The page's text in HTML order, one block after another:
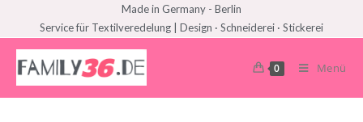
Made in Germany - Berlin
Service für Textilveredelung | Design · Schneiderei · Stickerei
0 Menü